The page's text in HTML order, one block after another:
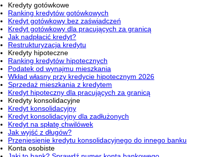
Kredyty gotówkowe
Ranking kredytów gotówkowych
Kredyt gotówkowy bez zaświadczeń
Kredyt gotówkowy dla pracujących za granicą
Jak nadpłacić kredyt?
Restrukturyzacja kredytu
Kredyty hipoteczne
Ranking kredytów hipotecznych
Podatek od wynajmu mieszkania
Wkład własny przy kredycie hipotecznym 2026
Sprzedaż mieszkania z kredytem
Kredyt hipoteczny dla pracujących za granicą
Kredyty konsolidacyjne
Kredyt konsolidacyjny
Kredyt konsolidacyjny dla zadłużonych
Kredyt na spłatę chwilówek
Jak wyjść z długów?
Przeniesienie kredytu konsolidacyjnego do innego banku
Konta osobiste